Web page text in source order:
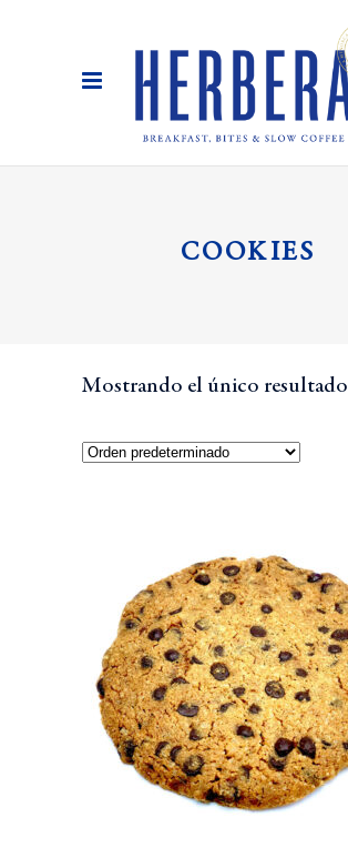
COOKIES
Mostrando el único resultado